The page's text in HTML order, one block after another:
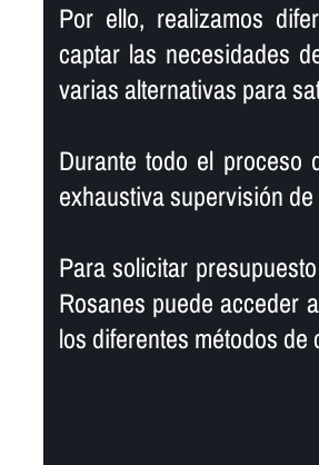
Por ello, realizamos
captar las necesidades
varias alternativas para
Durante todo el proceso
exhaustiva supervisión
Para solicitar
Rosanes puede acceder
los diferentes métodos